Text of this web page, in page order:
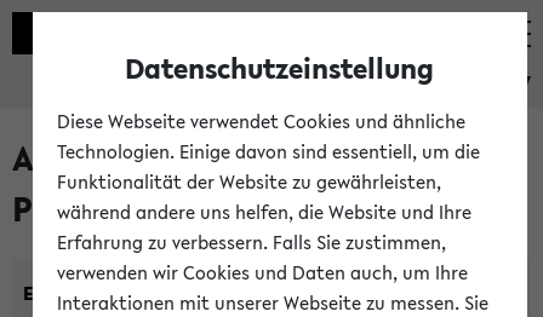
eKVV
Alle noch stattfindenden
Prüfungen
Einrichtung:
Datenschutzeinstellung
Diese Webseite verwendet Cookies und ähnliche
Technologien. Einige davon sind essentiell, um die
Funktionalität der Website zu gewährleisten,
während andere uns helfen, die Website und Ihre
Erfahrung zu verbessern. Falls Sie zustimmen,
verwenden wir Cookies und Daten auch, um Ihre
Interaktionen mit unserer Webseite zu messen. Sie